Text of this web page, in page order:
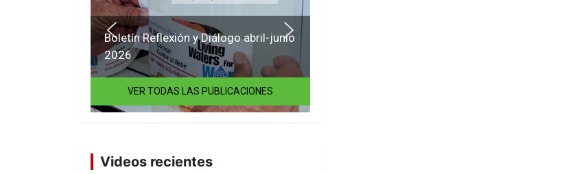
Boletín Reflexión y Diálogo abril-junio
2026
VER TODAS LAS PUBLICACIONES
Videos recientes